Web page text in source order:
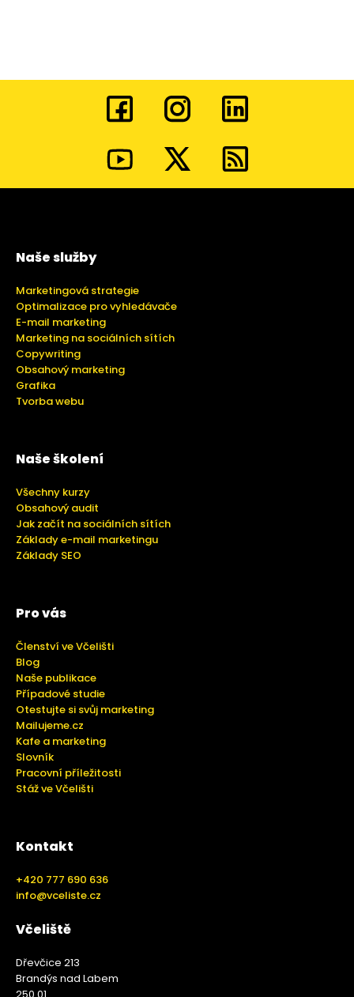
Naše služby
Marketingová strategie
Optimalizace pro vyhledávače
E-mail marketing
Marketing na sociálních sítích
Copywriting
Obsahový marketing
Grafika
Tvorba webu
Naše školení
Všechny kurzy
Obsahový audit
Jak začít na sociálních sítích
Základy e-mail marketingu
Základy SEO
Pro vás
Členství ve Včelišti
Blog
Naše publikace
Případové studie
Otestujte si svůj marketing
Mailujeme.cz
Kafe a marketing
Slovník
Pracovní příležitosti
Stáž ve Včelišti
Kontakt
+420 777 690 636
info@vceliste.cz
Včeliště
Dřevčice 213
Brandýs nad Labem